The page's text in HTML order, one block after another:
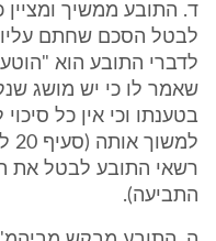
ד. התובע ממשיך
לדברי התובע הוא
שאמר לו כי יש מושג
בטענתו וכי אין כל
התביעה).